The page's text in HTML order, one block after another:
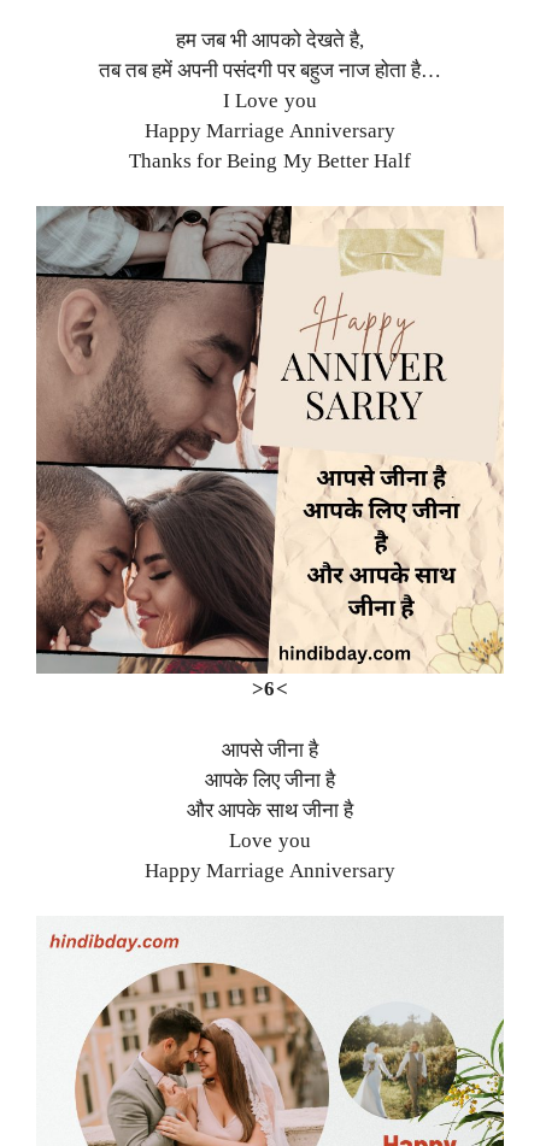
हम जब भी आपको देखते है,
तब तब हमें अपनी पसंदगी पर बहुज नाज होता है…
I Love you
Happy Marriage Anniversary
Thanks for Being My Better Half
>6<
आपसे जीना है
आपके लिए जीना है
और आपके साथ जीना है
Love you
Happy Marriage Anniversary